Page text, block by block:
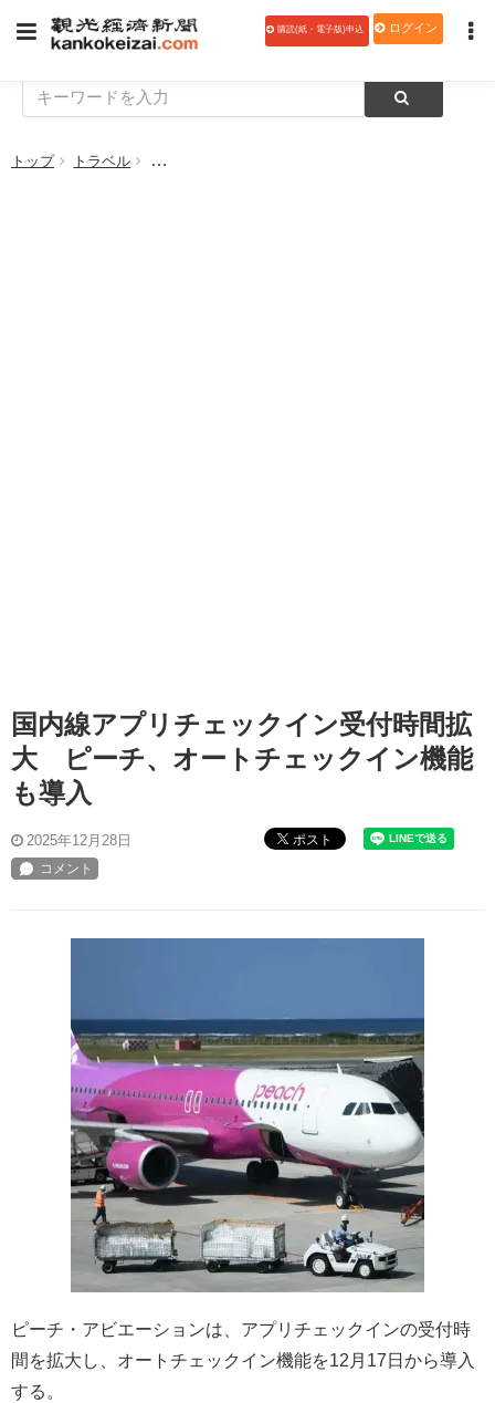
購読(紙・電子版)申込 ログイン
トップ トラベル 国内線アプリチェックイン受付時間拡大 ピーチ、
国内線アプリチェックイン受付時間拡
大 ピーチ、オートチェックイン機能
も導入
2025年12月28日 ポスト
ピーチ・アビエーションは、アプリチェックインの受付時
間を拡大し、オートチェックイン機能を12月17日から導入
する。